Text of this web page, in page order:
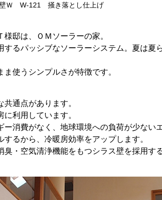
壁Ｗ W-121 掻き落とし仕上げ
邸は、ＯＭソーラーの家。
るパッシブなソーラーシステム。夏は夏
使うシンプルさが特徴です。
通点があります。
利用しています。
消費がなく、地球環境への負荷が少ない
るから、冷暖房効率をアップします。
・空気清浄機能をもつシラス壁を採用す